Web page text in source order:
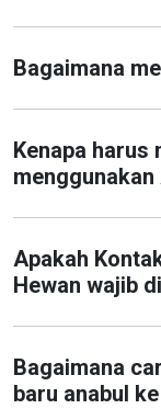
Bagaimana
Kenapa
Apakah
Hewan wajib
Bagaimana
baru anabul